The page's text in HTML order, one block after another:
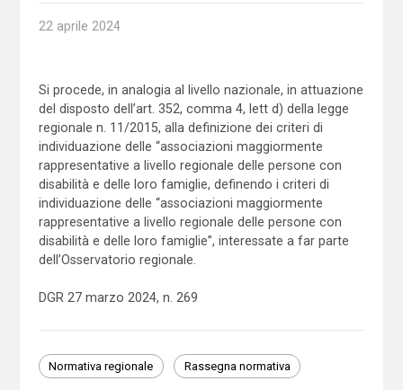
22 aprile 2024
Si procede, in analogia al livello nazionale, in attuazione
del disposto dell’art. 352, comma 4, lett d) della legge
regionale n. 11/2015, alla definizione dei criteri di
individuazione delle “associazioni maggiormente
rappresentative a livello regionale delle persone con
disabilità e delle loro famiglie, definendo i criteri di
individuazione delle “associazioni maggiormente
rappresentative a livello regionale delle persone con
disabilità e delle loro famiglie”, interessate a far parte
dell’Osservatorio regionale.
DGR 27 marzo 2024, n. 269
Normativa regionale Rassegna normativa